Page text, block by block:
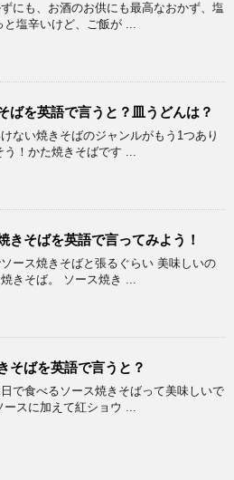
にも、お酒のお供にも最高なおかず、塩
と塩辛いけど、ご飯が ...
ばを英語で言うと？皿うどんは？
ない焼きそばのジャンルがもう1つあり
う！かた焼きそばです ...
きそばを英語で言ってみよう！
ース焼きそばと張るぐらい 美味しいの
きそば。 ソース焼き ...
そばを英語で言うと？
で食べるソース焼きそばって美味しいで
ースに加えて紅ショウ ...